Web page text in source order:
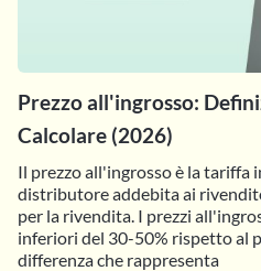
Prezzo all'ingrosso:
Calcolare (2026)
Il prezzo all'ingrosso è la tariffa
distributore addebita ai
per la rivendita. I prezzi
inferiori del 30-50% rispetto al
differenza che rappresenta